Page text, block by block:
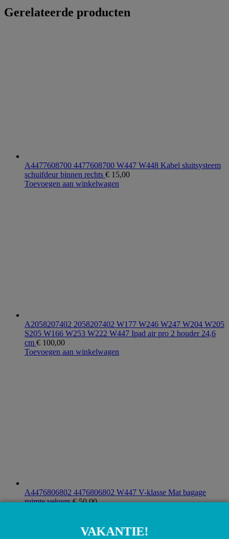
Gerelateerde producten
A4477608700 4477608700 W447 W448 Kabel sluitsysteem
schuifdeur binnen rechts € 15,00
Toevoegen aan winkelwagen
A2058207402 2058207402 W177 W246 W247 W204 W205
S205 W166 W253 W222 W447 Ipad air pro 2 houder 24,6
cm € 100,00
Toevoegen aan winkelwagen
A4476806802 4476806802 W447 V-klasse Mat bagage
ruimte velours€50,00
VAKANTIE!